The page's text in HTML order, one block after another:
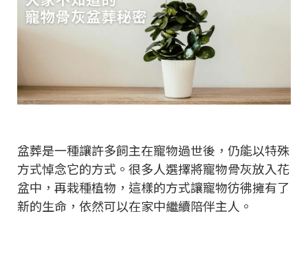
盆葬是一種讓許多飼主在寵物過世後，仍能以特殊
方式悼念它的方式。很多人選擇將寵物骨灰放入花
盆中，再栽種植物，這樣的方式讓寵物彷彿擁有了
新的生命，依然可以在家中繼續陪伴主人。